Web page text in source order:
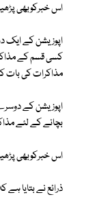
اس خبرکوبھی
اپوزیشن کے ایک
کسی قسم کے
مذاکرات کی بات
اپوزیشن کے
بچانے کے لئے
اس خبرکوبھی
ذرائع نے بتایا